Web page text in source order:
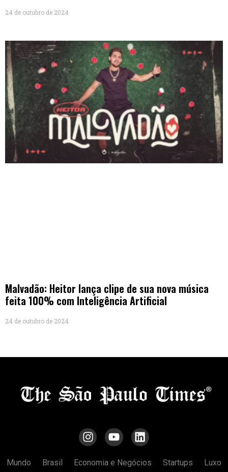
24 de outubro de 2024
Malvadão: Heitor lança clipe de sua nova música
feita 100% com Inteligência Artificial
24 de outubro de 2024
Mundo Brasil Economia e Negócios Startups Luxo